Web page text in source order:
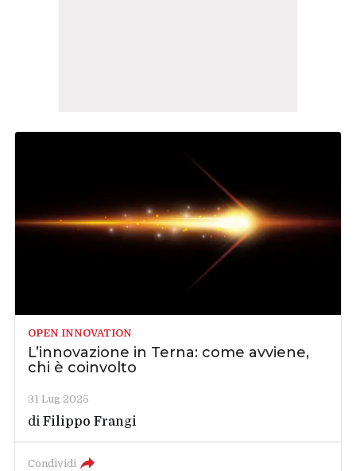
OPEN INNOVATION
L’innovazione in Terna: come avviene,
chi è coinvolto
31 Lug 2025
diFilippo Frangi
Condividi